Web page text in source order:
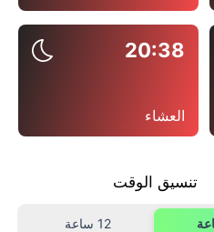
20:38
العشاء
تنسيق الوقت
12 ساعة